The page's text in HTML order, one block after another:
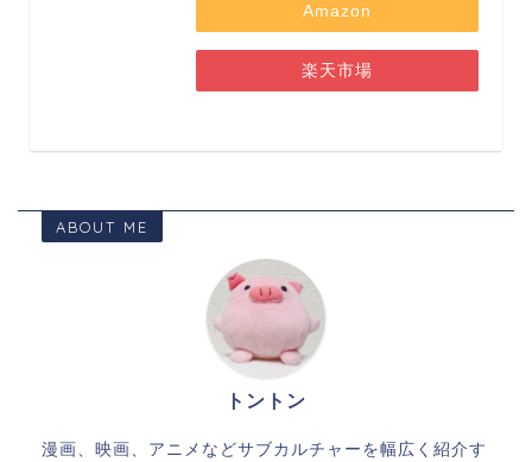
Amazon
楽天市場
ABOUT ME
トントン
漫画、映画、アニメなどサブカルチャーを幅広く紹介す